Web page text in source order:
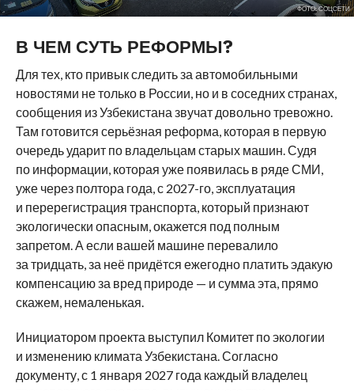
ФОТО: СОЦСЕТИ
В ЧЕМ СУТЬ РЕФОРМЫ?
Для тех, кто привык следить за автомобильными
новостями не только в России, но и в соседних странах,
сообщения из Узбекистана звучат довольно тревожно.
Там готовится серьёзная реформа, которая в первую
очередь ударит по владельцам старых машин. Судя
по информации, которая уже появилась в ряде СМИ,
уже через полтора года, с 2027-го, эксплуатация
и перерегистрация транспорта, который признают
экологически опасным, окажется под полным
запретом. А если вашей машине перевалило
за тридцать, за неё придётся ежегодно платить эдакую
компенсацию за вред природе — и сумма эта, прямо
скажем, немаленькая.
Инициатором проекта выступил Комитет по экологии
и изменению климата Узбекистана. Согласно
документу, с 1 января 2027 года каждый владелец